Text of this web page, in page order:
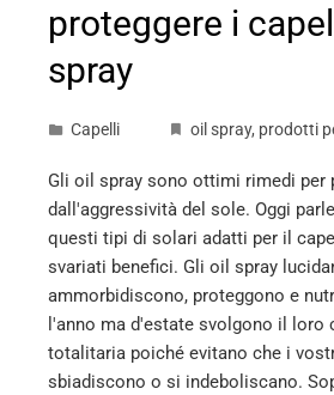
proteggere i
spray
Capelli oil spray, prodotti
Gli oil spray sono ottimi rimedi per
dall'aggressività del sole. Oggi
questi tipi di solari adatti per il
svariati benefici. Gli oil spray
ammorbidiscono, proteggono e
l'anno ma d'estate svolgono il loro
totalitaria poiché evitano che i
sbiadiscono o si indeboliscano.